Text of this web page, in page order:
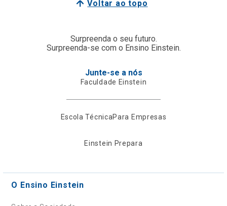
Voltar ao topo
Surpreenda o seu futuro.
Surpreenda-se com o Ensino Einstein.
Junte-se a nós
Faculdade Einstein
Escola TécnicaPara Empresas
Einstein Prepara
O Ensino Einstein